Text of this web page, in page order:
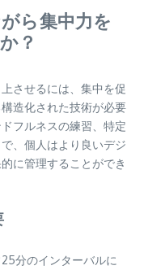
ら集中力を
？
させるには、集中を促
造化された技術が必要
フルネスの練習、特定
、個人はより良いデジ
に管理することができ
分のインターバルに